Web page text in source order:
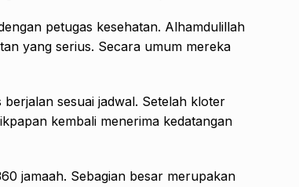
petugas kesehatan. Alhamdulillah
yang serius. Secara umum mereka
sesuai jadwal. Setelah kloter
kembali menerima kedatangan
jamaah. Sebagian besar merupakan